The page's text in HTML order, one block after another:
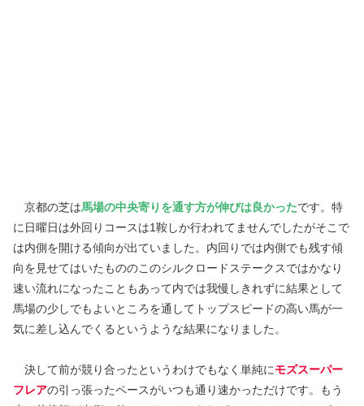
京都の芝は馬場の中央寄りを通す方が伸びは良かったです。特
に日曜日は外回りコースは1鞍しか行われてませんでしたがそこで
は内側を開ける傾向が出ていました。内回りでは内側でも残す傾
向を見せてはいたもののこのシルクロードステークスではかなり
速い流れになったこともあって内では我慢しきれずに結果として
馬場の少しでもよいところを通してトップスピードの高い馬が一
気に差し込んでくるというような結果になりました。
決して前が競り合ったというわけでもなく単純にモズスーパー
フレアの引っ張ったペースがいつも通り速かっただけです。もう